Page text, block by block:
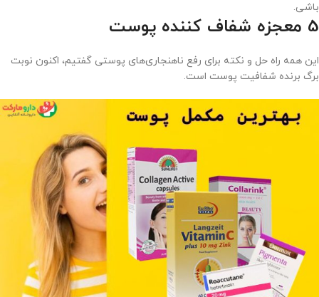
باشی.
5 معجزه شفاف کننده پوست
این همه راه حل و نکته برای رفع ناهنجاری‌های پوستی گفتیم، اکنون نوبت
برگ برنده شفافیت پوست است.